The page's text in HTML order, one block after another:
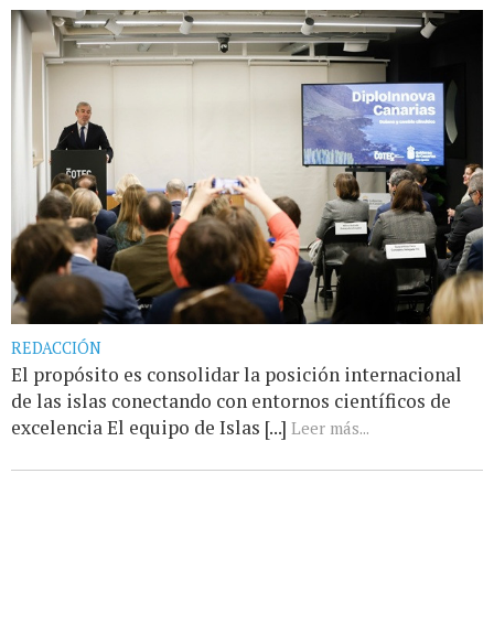
REDACCIÓN
El propósito es consolidar la posición internacional
de las islas conectando con entornos científicos de
excelencia El equipo de Islas [...] Leer más...